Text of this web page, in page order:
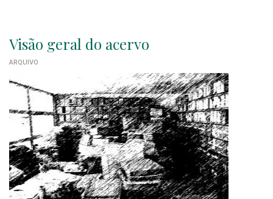
Visão geral do acervo
ARQUIVO